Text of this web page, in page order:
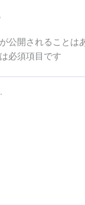
公開されることは
必須項目です